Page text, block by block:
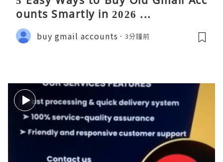
ounts Smartly in 2026 ...
buy gmail accounts 3分鐘前